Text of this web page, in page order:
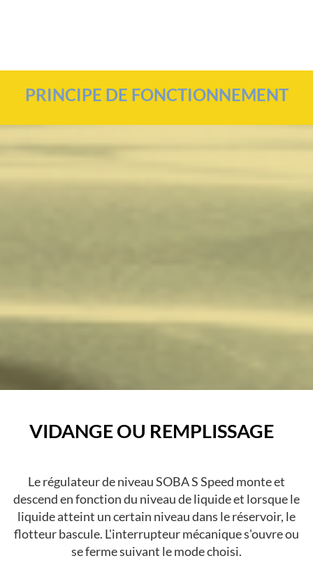
PRINCIPE DE FONCTIONNEMENT
VIDANGE OU REMPLISSAGE
Le régulateur de niveau SOBA S Speed monte et
descend en fonction du niveau de liquide et lorsque le
liquide atteint un certain niveau dans le réservoir, le
flotteur bascule. L'interrupteur mécanique s'ouvre ou
se ferme suivant le mode choisi.